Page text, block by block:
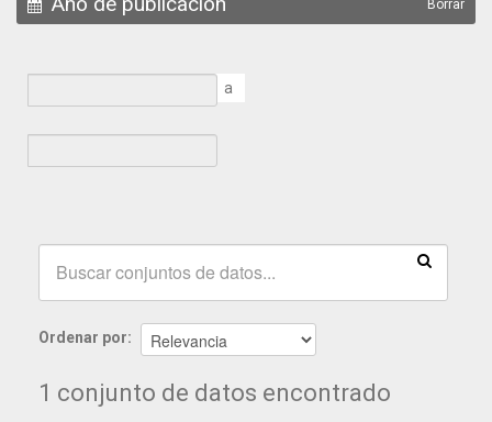
Borrar
a
Ordenar por
1 conjunto de datos encontrado